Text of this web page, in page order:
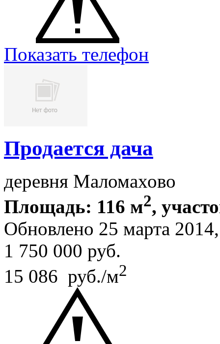
Показать телефон
Продается дача
деревня Маломахово
Площадь: 116 м2,
Обновлено 25 марта
1 750 000 руб.
15 086 руб./м2